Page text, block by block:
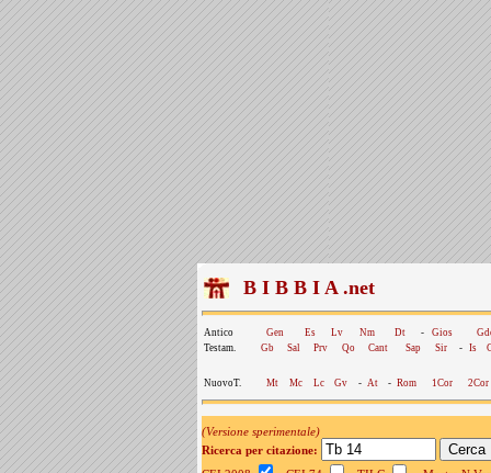
B I B B I A .net
Antico Gen Es Lv Nm Dt - Gios
Testam.
Gb Sal Prv Qo Cant Sap Sir - Is
NuovoT. Mt Mc Lc Gv - At - Rom 1Cor 2Cor
(Versione sperimentale)
Ricerca per citazione: